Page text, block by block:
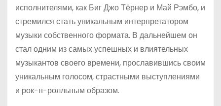
исполнителями, как Биг Джо Тёрнер и Май Рэмбо, и
стремился стать уникальным интерпретатором
музыки собственного формата. В дальнейшем он
стал одним из самых успешных и влиятельных
музыкантов своего времени, прославившись своим
уникальным голосом, страстными выступлениями
и рок-н-ролльным образом.